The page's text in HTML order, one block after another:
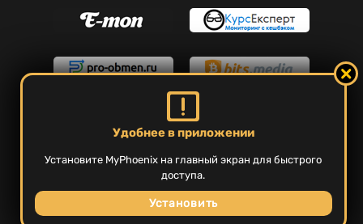
Удобнее в приложении
Установите MyPhoenix на главный экран для быстрого
доступа.
Установить
Сервис работает 24/7
Все права защищены © 2026
MyPhoenix.cc
Политика конфиденциальности